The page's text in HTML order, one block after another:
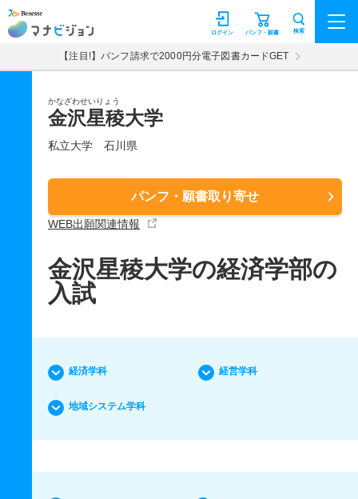
マナビジョン パンフ・願書
ログイン 検索
【注目!】パンフ請求で2000円分電子図書カードGET
かなざわせいりょう
金沢星稜大学
私立大学 石川県
パンフ・願書取り寄せ
WEB出願関連情報
金沢星稜大学の経済学部の
入試
経済学科 経営学科
地域システム学科